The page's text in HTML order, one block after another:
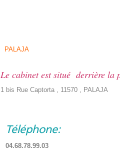
PALAJA
Le cabinet est situé derrière la
1 bis Rue Captorta , 11570 , PALAJA
Téléphone:
04.68.78.99.03